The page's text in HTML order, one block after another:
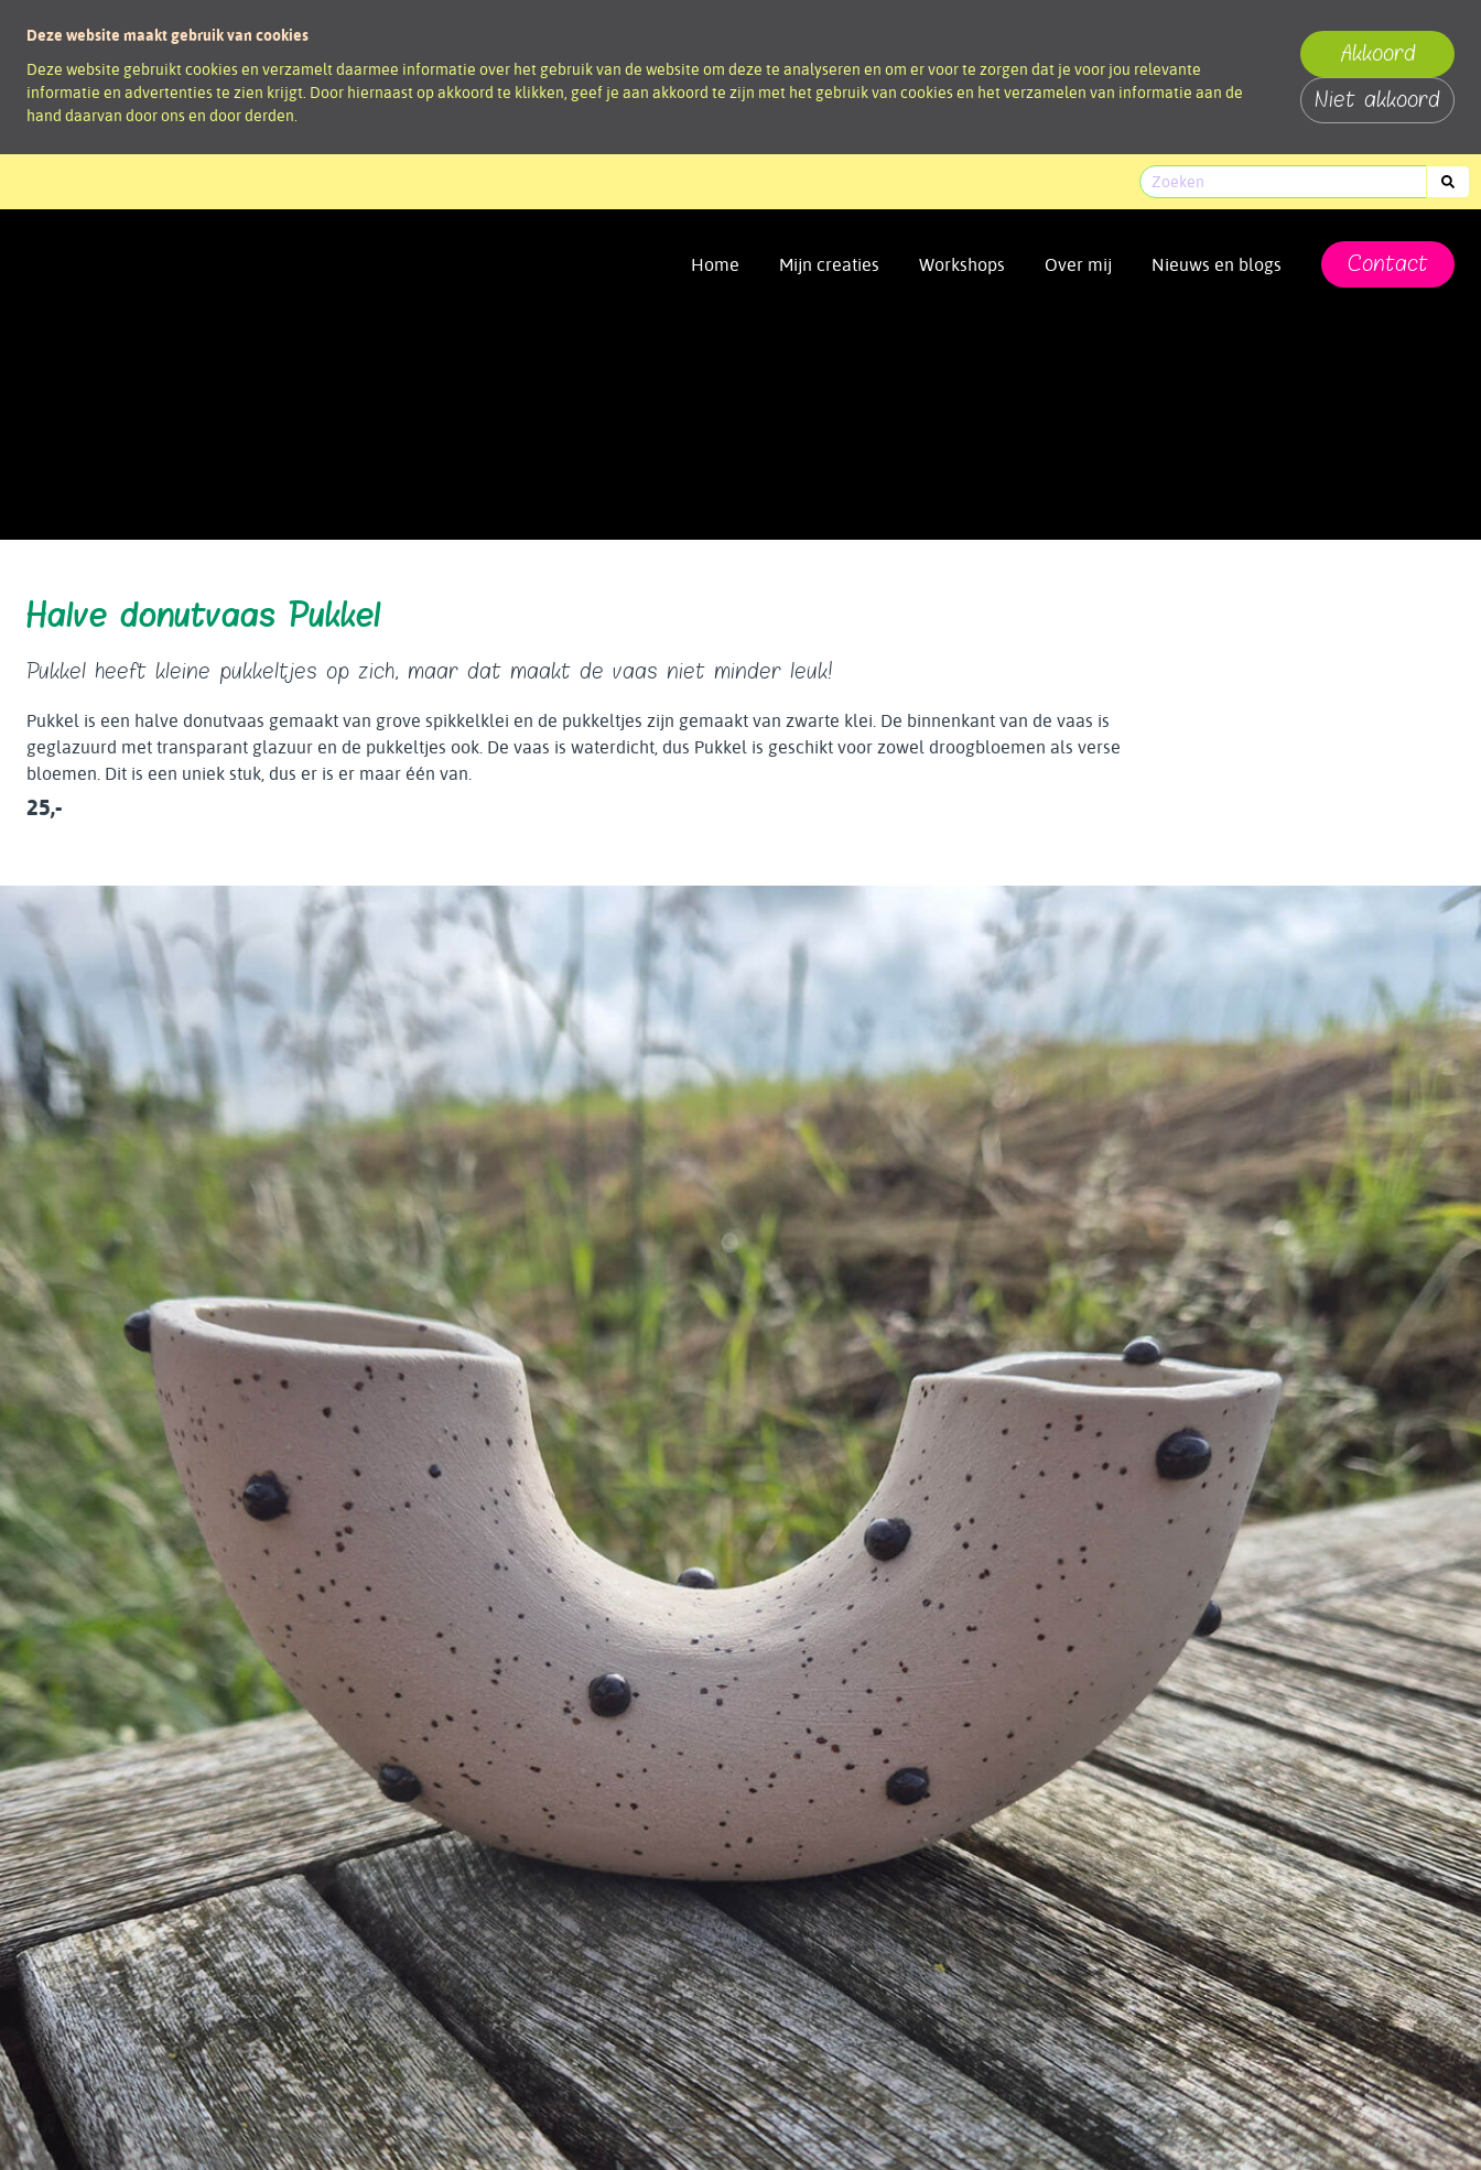
Deze website maakt gebruik van cookies
Deze website gebruikt cookies en verzamelt daarmee informatie over het gebruik van de website om deze te analyseren en om er voor te zorgen dat je voor jou relevante
informatie en advertenties te zien krijgt. Door hiernaast op akkoord te klikken, geef je aan akkoord te zijn met het gebruik van cookies en het verzamelen van informatie aan de
hand daarvan door ons en door derden.
Akkoord
Niet akkoord
Home Mijn creaties Workshops Over mij Nieuws en blogs Contact
Halve donutvaas Pukkel
Pukkel heeft kleine pukkeltjes op zich, maar dat maakt de vaas niet minder leuk!
Pukkel is een halve donutvaas gemaakt van grove spikkelklei en de pukkeltjes zijn gemaakt van zwarte klei. De binnenkant van de vaas is
geglazuurd met transparant glazuur en de pukkeltjes ook. De vaas is waterdicht, dus Pukkel is geschikt voor zowel droogbloemen als verse
bloemen. Dit is een uniek stuk, dus er is er maar één van.
25,-